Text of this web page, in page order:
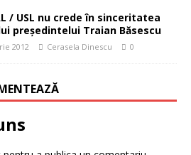
/ USL nu crede în sinceritatea
preşedintelui Traian Băsescu
2012 Cerasela Dinescu 0